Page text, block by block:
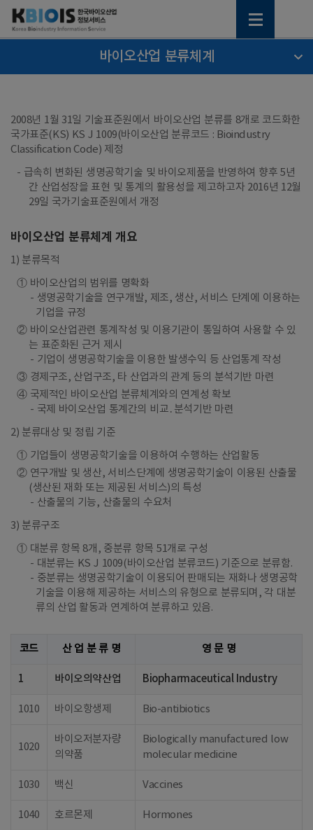
바이오산업 분류체계
2008년 1월 31일 기술표준원에서 바이오산업 분류를 8개로 코드화한
국가표준(KS) KS J 1009(바이오산업 분류코드 : Bioindustry
Classification Code) 제정
- 급속히 변화된 생명공학기술 및 바이오제품을 반영하여 향후 5년
간 산업성장을 표현 및 통계의 활용성을 제고하고자 2016년 12월
29일 국가기술표준원에서 개정
바이오산업 분류체계 개요
1) 분류목적
① 바이오산업의 범위를 명확화
생명공학기술을 연구개발, 제조, 생산, 서비스 단계에 이용하는
기업을 규정
② 바이오산업관련 통계작성 및 이용기관이 통일하여 사용할 수 있
는 표준화된 근거 제시
기업이 생명공학기술을 이용한 발생수익 등 산업통계 작성
③ 경제구조, 산업구조, 타 산업과의 관계 등의 분석기반 마련
④ 국제적인 바이오산업 분류체계와의 연계성 확보
국제 바이오산업 통계간의 비교․분석기반 마련
2) 분류대상 및 정립 기준
① 기업들이 생명공학기술을 이용하여 수행하는 산업활동
② 연구개발 및 생산, 서비스단계에 생명공학기술이 이용된 산출물
(생산된 재화 또는 제공된 서비스)의 특성
산출물의 기능, 산출물의 수요처
3) 분류구조
① 대분류 항목 8개, 중분류 항목 51개로 구성
대분류는 KS J 1009(바이오산업 분류코드) 기준으로 분류함.
중분류는 생명공학기술이 이용되어 판매되는 재화나 생명공학
기술을 이용해 제공하는 서비스의 유형으로 분류되며, 각 대분
류의 산업 활동과 연계하여 분류하고 있음.
코드 산 업 분 류 명 영 문 명
1 바이오의약산업 Biopharmaceutical Industry
1010 바이오항생제 Bio-antibiotics
1020
바이오저분자량
의약품
Biologically manufactured low
molecular medicine
1030 백신 Vaccines
1040 호르몬제 Hormones